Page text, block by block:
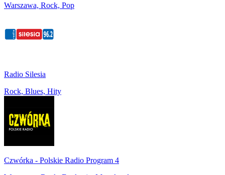
Warszawa, Rock, Pop
Radio Silesia
Rock, Blues, Hity
Czwórka - Polskie Radio Program 4